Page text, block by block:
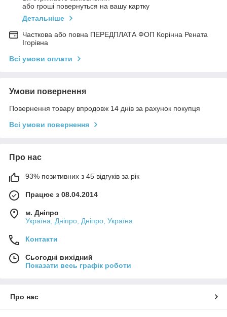
або гроші повернуться на вашу картку
Детальніше
Часткова або повна ПЕРЕДПЛАТА ФОП Корінна Рената
Ігорівна
Всі умови оплати
Умови повернення
Повернення товару впродовж 14 днів за рахунок покупця
Всі умови повернення
Про нас
93% позитивних з 45 відгуків за рік
Працює з 08.04.2014
м. Дніпро
Україна, Дніпро, Дніпро, Україна
Контакти
Сьогодні вихідний
Показати весь графік роботи
Про нас